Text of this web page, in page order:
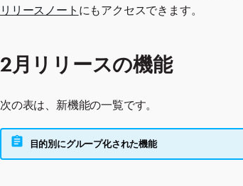
リリースノート にもアクセスできます。
2月リリースの機能
次の表は、新機能の一覧です。
目的別にグループ化された機能